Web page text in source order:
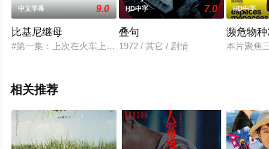
中文字幕 9.0
比基尼继母
#第一集：上次在火车上偶遇变态的女子至今难忘，这次她又坐
HD中字 7.0
叠句
1972 / 其它 / 剧情
HD中字
濒危物种
本片聚焦
相关推荐